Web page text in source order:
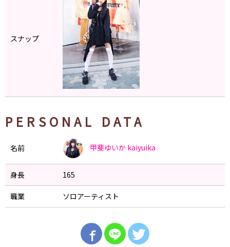
スナップ
PERSONAL DATA
名前 甲斐ゆいか kaiyuika
身長 165
職業 ソロアーティスト